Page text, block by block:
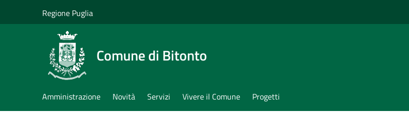
Regione Puglia
Comune di Bitonto
Amministrazione Novità Servizi Vivere il Comune Progetti